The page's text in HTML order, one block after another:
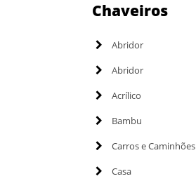
Chaveiros
Abridor
Abridor
Acrílico
Bambu
Carros e Caminhões
Casa